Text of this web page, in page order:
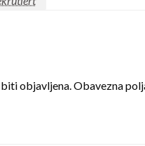
objavljena. Obavezna